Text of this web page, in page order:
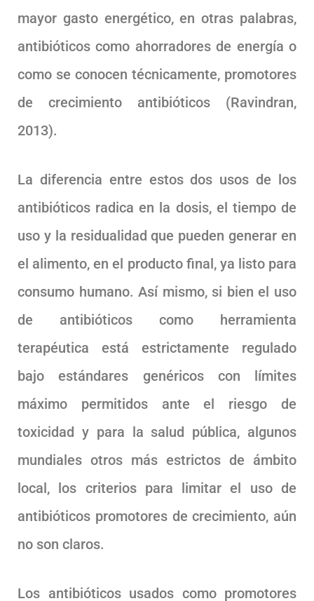
mayor gasto energético, en otras palabras,
antibióticos como ahorradores de energía o
como se conocen técnicamente, promotores
de crecimiento antibióticos (Ravindran,
2013).
La diferencia entre estos dos usos de los
antibióticos radica en la dosis, el tiempo de
uso y la residualidad que pueden generar en
el alimento, en el producto final, ya listo para
consumo humano. Así mismo, si bien el uso
de antibióticos como herramienta
terapéutica está estrictamente regulado
bajo estándares genéricos con límites
máximo permitidos ante el riesgo de
toxicidad y para la salud pública, algunos
mundiales otros más estrictos de ámbito
local, los criterios para limitar el uso de
antibióticos promotores de crecimiento, aún
no son claros.
Los antibióticos usados como promotores